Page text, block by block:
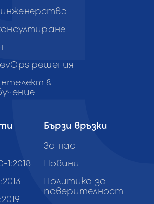
решения
&
Бързи връзки
За нас
Новини
Политика за
поверителност
1:2018